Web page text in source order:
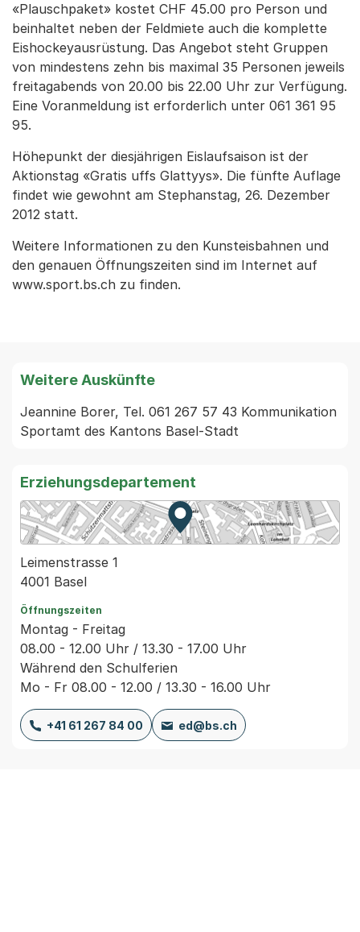
«Plauschpaket» kostet CHF 45.00 pro Person und
beinhaltet neben der Feldmiete auch die komplette
Eishockeyausrüstung. Das Angebot steht Gruppen
von mindestens zehn bis maximal 35 Personen jeweils
freitagabends von 20.00 bis 22.00 Uhr zur Verfügung.
Eine Voranmeldung ist erforderlich unter 061 361 95
95.
Höhepunkt der diesjährigen Eislaufsaison ist der
Aktionstag «Gratis uffs Glattyys». Die fünfte Auflage
findet wie gewohnt am Stephanstag, 26. Dezember
2012 statt.
Weitere Informationen zu den Kunsteisbahnen und
den genauen Öffnungszeiten sind im Internet auf
www.sport.bs.ch zu finden.
Weitere Auskünfte
Jeannine Borer, Tel. 061 267 57 43 Kommunikation
Sportamt des Kantons Basel-Stadt
Erziehungsdepartement
Zur Karte von MapBS.
Externer Link, wird in einem
Leimenstrasse 1
4001 Basel
Öffnungszeiten
Montag - Freitag
08.00 - 12.00 Uhr / 13.30 - 17.00 Uhr
Während den Schulferien
Mo - Fr 08.00 - 12.00 / 13.30 - 16.00 Uhr
+41 61 267 84 00 ed@bs.ch